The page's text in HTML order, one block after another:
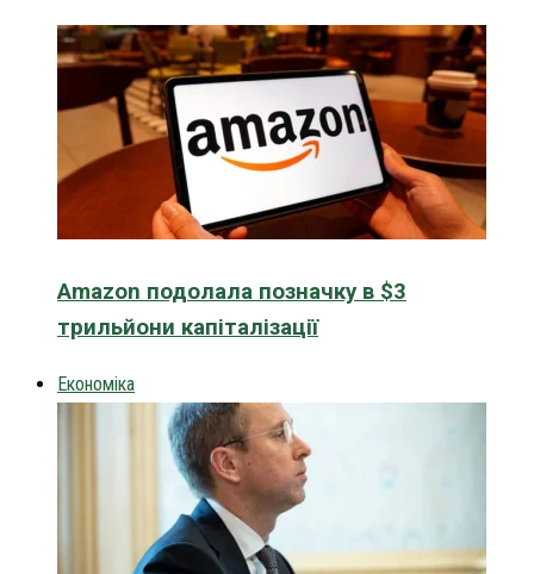
Amazon подолала позначку в $3
трильйони капіталізації
Економіка